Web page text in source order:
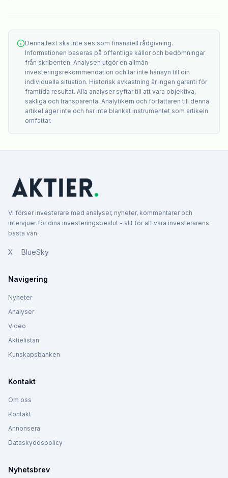
Denna text ska inte ses som finansiell rådgivning.
Informationen baseras på offentliga källor och bedömningar
från skribenten. Analysen utgör en allmän
investeringsrekommendation och tar inte hänsyn till din
individuella situation. Historisk avkastning är ingen garanti för
framtida resultat. Alla analyser syftar till att vara objektiva,
sakliga och transparenta. Analytikern och författaren till denna
artikel äger inte och har inte blankat instrumentet som artikeln
omfattar.
Vi förser investerare med analyser, nyheter, kommentarer och
intervjuer för dina investeringsbeslut - allt för att vara investerarens
bästa vän.
X BlueSky
Navigering
Nyheter
Analyser
Video
Aktielistan
Kunskapsbanken
Kontakt
Om oss
Kontakt
Annonsera
Dataskyddspolicy
Nyhetsbrev